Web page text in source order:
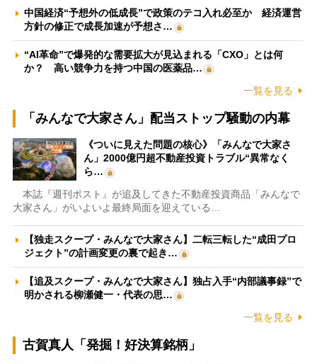
中国経済“予想外の低成長”で政策のテコ入れ必至か 経済運営
方針の修正で成長加速が予想さ…
“AI革命”で爆発的な需要拡大が見込まれる「CXO」とは何
か？ 高い競争力を持つ中国の医薬品…
一覧を見る
「みんなで大家さん」配当ストップ騒動の内幕
《ついに見えた問題の核心》「みんなで大家さ
ん」2000億円超不動産投資トラブル“異常なく
ら…
本誌『週刊ポスト』が追及してきた不動産投資商品「みんなで
大家さん」がいよいよ最終局面を迎えている…
【独走スクープ・みんなで大家さん】二転三転した“成田プロ
ジェクト”の計画変更の裏で起き…
【追及スクープ・みんなで大家さん】独占入手“内部議事録”で
明かされる柳瀬健一・代表の思…
一覧を見る
古賀真人「発掘！好決算銘柄」